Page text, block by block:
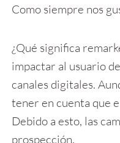
Como siempre nos
¿Qué significa
impactar al usuario
canales digitales.
tener en cuenta que
Debido a esto, las
prospección.